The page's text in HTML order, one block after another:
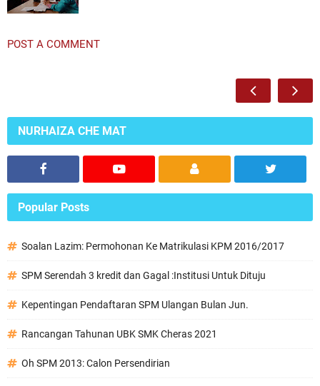
POST A COMMENT
NURHAIZA CHE MAT
Popular Posts
Soalan Lazim: Permohonan Ke Matrikulasi KPM 2016/2017
SPM Serendah 3 kredit dan Gagal :Institusi Untuk Dituju
Kepentingan Pendaftaran SPM Ulangan Bulan Jun.
Rancangan Tahunan UBK SMK Cheras 2021
Oh SPM 2013: Calon Persendirian